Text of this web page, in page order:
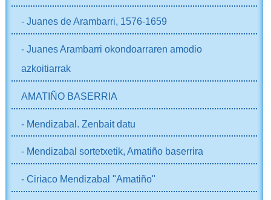
- Juanes de Arambarri, 1576-1659
- Juanes Arambarri okondoarraren amodio
azkoitiarrak
AMATIÑO BASERRIA
- Mendizabal. Zenbait datu
- Mendizabal sortetxetik, Amatiño baserrira
- Ciriaco Mendizabal "Amatiño"